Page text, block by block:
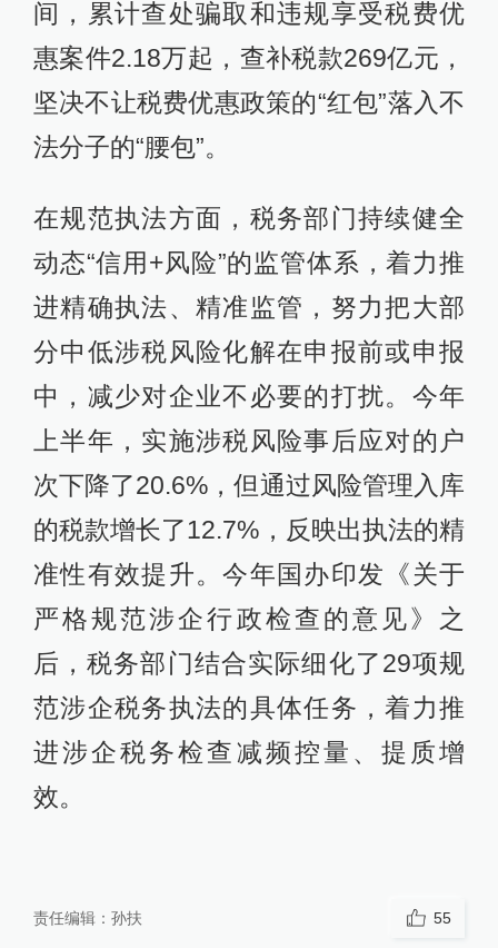
间，累计查处骗取和违规享受税费优
惠案件2.18万起，查补税款269亿元，
坚决不让税费优惠政策的“红包”落入不
法分子的“腰包”。
在规范执法方面，税务部门持续健全
动态“信用+风险”的监管体系，着力推
进精确执法、精准监管，努力把大部
分中低涉税风险化解在申报前或申报
中，减少对企业不必要的打扰。今年
上半年，实施涉税风险事后应对的户
次下降了20.6%，但通过风险管理入库
的税款增长了12.7%，反映出执法的精
准性有效提升。今年国办印发《关于
严格规范涉企行政检查的意见》之
后，税务部门结合实际细化了29项规
范涉企税务执法的具体任务，着力推
进涉企税务检查减频控量、提质增
效。
责任编辑： 孙扶 55